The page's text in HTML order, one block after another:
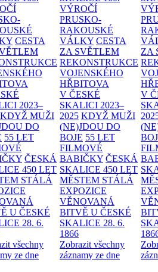
CESTA
2023–
KDYŽ MUŽI
DO
55 LET
ČESKÁ
450 LET
STÁLÁ
U ČESKÉ
28. 6.
všechny
ze dne
VÝROČÍ
PRUSKO-
RAKOUSKÉ
VÁLKY CESTA
ZA SVĚTLEM
REKONSTRUKCE
VOJENSKÉHO
HŘBITOVA
V ČESKÉ
SKALICI 2023–
2025 KDYŽ MUŽI
(NE)JDOU DO
BOJE 55 LET
FILMOVÉ
BABIČKY ČESKÁ
SKALICE 450 LET
MĚSTEM STÁLÁ
EXPOZICE
VĚNOVANÁ
BITVĚ U ČESKÉ
SKALICE 28. 6.
1866
Zobrazit všechny
záznamy ze dne
ZA
V